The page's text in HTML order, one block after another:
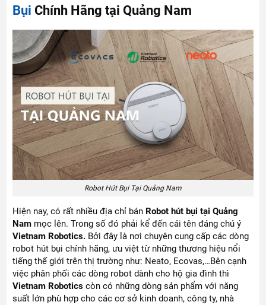
Bụi Chính Hãng tại Quảng Nam
Robot Hút Bụi Tại Quảng Nam
Hiện nay, có rất nhiều địa chỉ bán Robot hút bụi tại Quảng
Nam mọc lên. Trong số đó phải kể đến cái tên đáng chú ý
Vietnam Robotics. Bởi đây là nơi chuyên cung cấp các dòng
robot hút bụi chính hãng, ưu việt từ những thương hiệu nổi
tiếng thế giới trên thị trường như: Neato, Ecovas,…Bên cạnh
việc phân phối các dòng robot dành cho hộ gia đình thì
Vietnam Robotics còn có những dòng sản phẩm với năng
suất lớn phù hợp cho các cơ sở kinh doanh, công ty, nhà